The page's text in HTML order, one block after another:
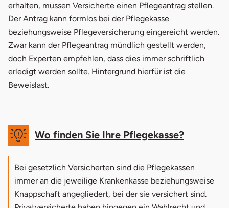
2.
Pflegegrad Voraussetzung
3. Pflegegrad beantragen
3.1 1. Schritt: Pflegeantrag stellen
3.2
2. Schritt: Formular der Pflegeversicherung
ausfüllen
3.4
3.5 5. Schritt: Pflegeantrag prüfen
4. Musterbrief für Pflegeantrag
erhalten, müssen Versicherte einen Pflegeantrag stellen.
Der Antrag kann formlos bei der Pflegekasse
beziehungsweise Pflegeversicherung eingereicht werden.
Zwar kann der Pflegeantrag mündlich gestellt werden,
doch Experten empfehlen, dass dies immer schriftlich
erledigt werden sollte. Hintergrund hierfür ist die
Beweislast.
Wo finden Sie Ihre Pflegekasse?
Bei gesetzlich Versicherten sind die Pflegekassen
immer an die jeweilige Krankenkasse beziehungsweise
Knappschaft angegliedert, bei der sie versichert sind.